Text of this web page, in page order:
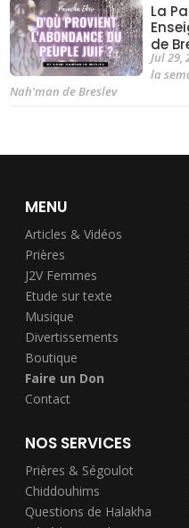
La
de
Jul 29,
la
Nah'man de Breslev
MENU
Articles & Vidéos
Prières
J2V Femmes
Etude sur texte
Musique
Divertissements
Boutique
Faire un Don
Contact
NOS SERVICES
Prières & Ségoulot
Chiddouhims
Questions de Halakha